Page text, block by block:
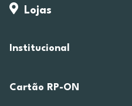
Lojas
Institucional
Cartão RP-ON